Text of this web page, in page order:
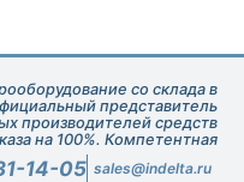
со склада в
представитель
производителей средств
на 100%. Компетентная
подборе оборудования.
14-05 sales@indelta.ru